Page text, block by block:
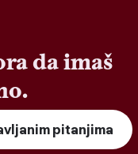
da imaš
pitanjima